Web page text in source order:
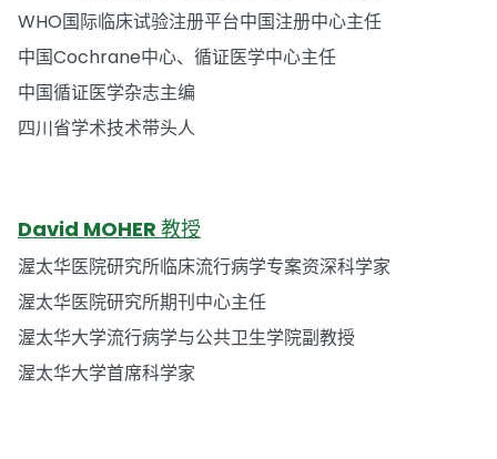
WHO国际临床试验注册平台中国注册中心主任
中国Cochrane中心、循证医学中心主任
中国循证医学杂志主编
四川省学术技术带头人
David MOHER 教授
渥太华医院研究所临床流行病学专案资深科学家
渥太华医院研究所期刊中心主任
渥太华大学流行病学与公共卫生学院副教授
渥太华大学首席科学家